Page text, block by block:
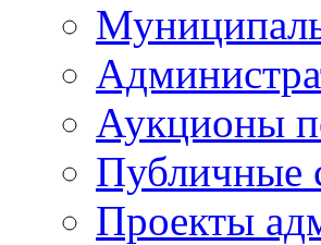
Аукционы
Публичные
Проекты